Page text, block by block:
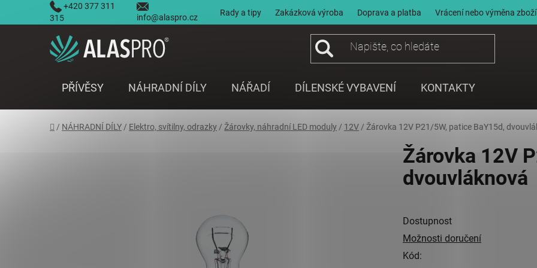
+420 377 311
315
info@alaspro.cz Rady a tipy Zakázková výroba Doprava a platba Vrácení nebo výměna zboží
PŘÍVĚSY NÁHRADNÍ DÍLY NÁŘADÍ DÍLENSKÉ VYBAVENÍ KONTAKTY
Domů
/ NÁHRADNÍ DÍLY / Elektro, svítilny, odrazky / Žárovky, náhradní LED moduly / 12V / Žárovka 12V P21/5W, patice BaY15d,
Žárovka 12V
dvouvláknová
Dostupnost
Možnosti doručení
Kód: